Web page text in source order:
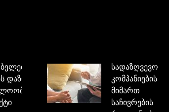
დაზღვევის
სადაზღვევო
კომპანიების
მიმართ
საჩივრების